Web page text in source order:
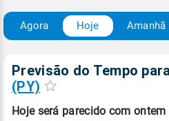
Agora Hoje Amanhã
Previsão do Tempo
(PY)
Hoje será parecido com ontem